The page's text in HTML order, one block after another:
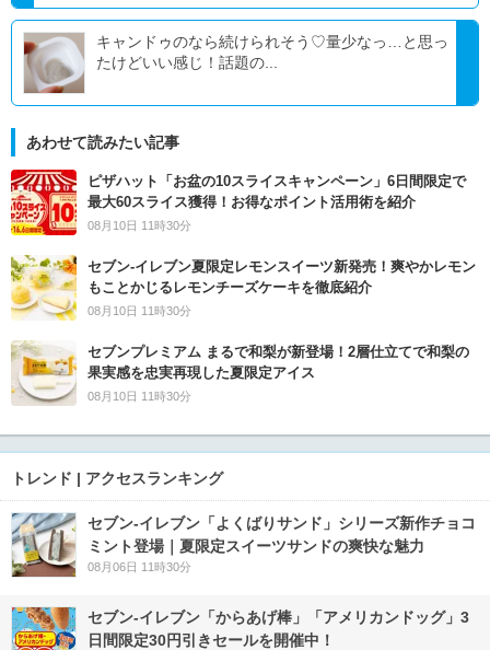
キャンドゥのなら続けられそう♡量少なっ…と思っ
たけどいい感じ！話題の...
あわせて読みたい記事
ピザハット「お盆の10スライスキャンペーン」6日間限定で
最大60スライス獲得！お得なポイント活用術を紹介
08月10日 11時30分
セブン‐イレブン夏限定レモンスイーツ新発売！爽やかレモン
もことかじるレモンチーズケーキを徹底紹介
08月10日 11時30分
セブンプレミアム まるで和梨が新登場！2層仕立てで和梨の
果実感を忠実再現した夏限定アイス
08月10日 11時30分
トレンド | アクセスランキング
セブン‐イレブン「よくばりサンド」シリーズ新作チョコ
ミント登場｜夏限定スイーツサンドの爽快な魅力
08月06日 11時30分
セブン‐イレブン「からあげ棒」「アメリカンドッグ」3
日間限定30円引きセールを開催中！